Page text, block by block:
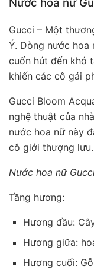
Nước hoa nữ
Gucci – Một
Ý. Dòng nước
cuốn hút đến khó
khiến các cô gái
Gucci Bloom
nghệ thuật của
nước hoa nữ này
cô giới thượng lưu.
Nước hoa nữ
Tầng hương:
Hương đầu:
Hương giữa:
Hương cuối: